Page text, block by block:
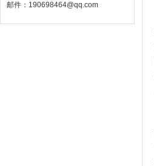
邮件：190698464@qq.com